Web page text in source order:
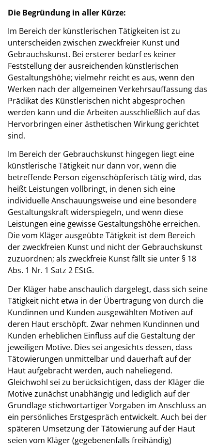
Die Begründung in aller Kürze:
Im Bereich der künstlerischen Tätigkeiten ist zu
unterscheiden zwischen zweckfreier Kunst und
Gebrauchskunst. Bei ersterer bedarf es keiner
Feststellung der ausreichenden künstlerischen
Gestaltungshöhe; vielmehr reicht es aus, wenn den
Werken nach der allgemeinen Verkehrsauffassung das
Prädikat des Künstlerischen nicht abgesprochen
werden kann und die Arbeiten ausschließlich auf das
Hervorbringen einer ästhetischen Wirkung gerichtet
sind.
Im Bereich der Gebrauchskunst hingegen liegt eine
künstlerische Tätigkeit nur dann vor, wenn die
betreffende Person eigenschöpferisch tätig wird, das
heißt Leistungen vollbringt, in denen sich eine
individuelle Anschauungsweise und eine besondere
Gestaltungskraft widerspiegeln, und wenn diese
Leistungen eine gewisse Gestaltungshöhe erreichen.
Die vom Kläger ausgeübte Tätigkeit ist dem Bereich
der zweckfreien Kunst und nicht der Gebrauchskunst
zuzuordnen; als zweckfreie Kunst fällt sie unter § 18
Abs. 1 Nr. 1 Satz 2 EStG.
Der Kläger habe anschaulich dargelegt, dass sich seine
Tätigkeit nicht etwa in der Übertragung von durch die
Kundinnen und Kunden ausgewählten Motiven auf
deren Haut erschöpft. Zwar nehmen Kundinnen und
Kunden erheblichen Einfluss auf die Gestaltung der
jeweiligen Motive. Dies sei angesichts dessen, dass
Tätowierungen unmittelbar und dauerhaft auf der
Haut aufgebracht werden, auch naheliegend.
Gleichwohl sei zu berücksichtigen, dass der Kläger die
Motive zunächst unabhängig und lediglich auf der
Grundlage stichwortartiger Vorgaben im Anschluss an
ein persönliches Erstgespräch entwickelt. Auch bei der
späteren Umsetzung der Tätowierung auf der Haut
seien vom Kläger (gegebenenfalls freihändig)